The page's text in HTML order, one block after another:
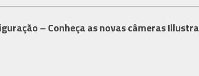
– Conheça as novas câmeras Illustra